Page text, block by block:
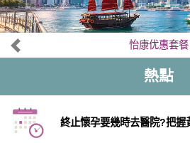
怡康优惠套餐
熱點
終止懷孕要幾時去醫院?把握